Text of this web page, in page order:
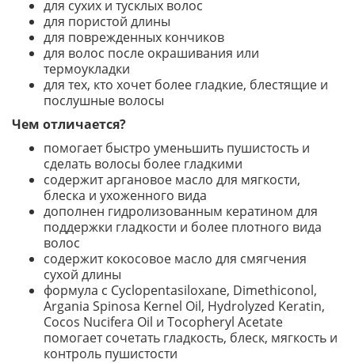
для сухих и тусклых волос
для пористой длины
для поврежденных кончиков
для волос после окрашивания или
термоукладки
для тех, кто хочет более гладкие, блестящие и
послушные волосы
Чем отличается?
помогает быстро уменьшить пушистость и
сделать волосы более гладкими
содержит аргановое масло для мягкости,
блеска и ухоженного вида
дополнен гидролизованным кератином для
поддержки гладкости и более плотного вида
волос
содержит кокосовое масло для смягчения
сухой длины
формула с Cyclopentasiloxane, Dimethiconol,
Argania Spinosa Kernel Oil, Hydrolyzed Keratin,
Cocos Nucifera Oil и Tocopheryl Acetate
помогает сочетать гладкость, блеск, мягкость и
контроль пушистости